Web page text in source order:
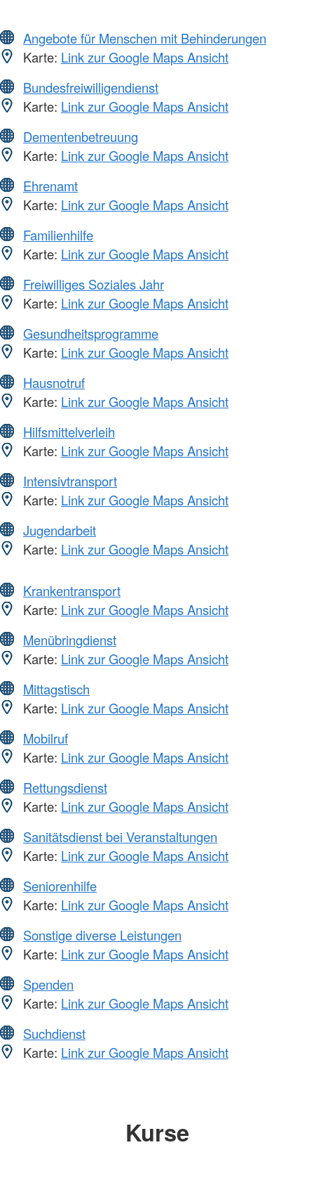
Angebote für Menschen mit Behinderungen
Karte: Link zur Google Maps Ansicht
Bundesfreiwilligendienst
Karte: Link zur Google Maps Ansicht
Dementenbetreuung
Karte: Link zur Google Maps Ansicht
Ehrenamt
Karte: Link zur Google Maps Ansicht
Familienhilfe
Karte: Link zur Google Maps Ansicht
Freiwilliges Soziales Jahr
Karte: Link zur Google Maps Ansicht
Gesundheitsprogramme
Karte: Link zur Google Maps Ansicht
Hausnotruf
Karte: Link zur Google Maps Ansicht
Hilfsmittelverleih
Karte: Link zur Google Maps Ansicht
Intensivtransport
Karte: Link zur Google Maps Ansicht
Jugendarbeit
Karte: Link zur Google Maps Ansicht
Krankentransport
Karte: Link zur Google Maps Ansicht
Menübringdienst
Karte: Link zur Google Maps Ansicht
Mittagstisch
Karte: Link zur Google Maps Ansicht
Mobilruf
Karte: Link zur Google Maps Ansicht
Rettungsdienst
Karte: Link zur Google Maps Ansicht
Sanitätsdienst bei Veranstaltungen
Karte: Link zur Google Maps Ansicht
Seniorenhilfe
Karte: Link zur Google Maps Ansicht
Sonstige diverse Leistungen
Karte: Link zur Google Maps Ansicht
Spenden
Karte: Link zur Google Maps Ansicht
Suchdienst
Karte: Link zur Google Maps Ansicht
Kurse